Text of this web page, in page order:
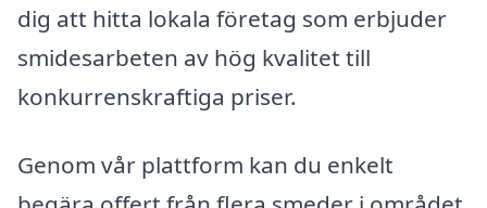
dig att hitta lokala företag som erbjuder
smidesarbeten av hög kvalitet till
konkurrenskraftiga priser.
Genom vår plattform kan du enkelt